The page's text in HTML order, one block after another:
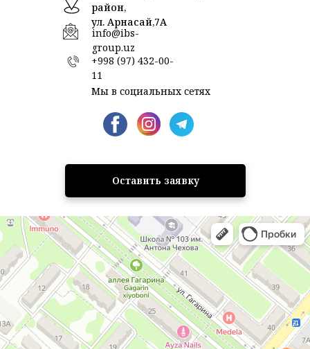
info@ibs-
group.uz
Оставить заявку
район,
ул. Арнасай,7А
+998 (97) 432-00-
11
Мы в социальных сетях